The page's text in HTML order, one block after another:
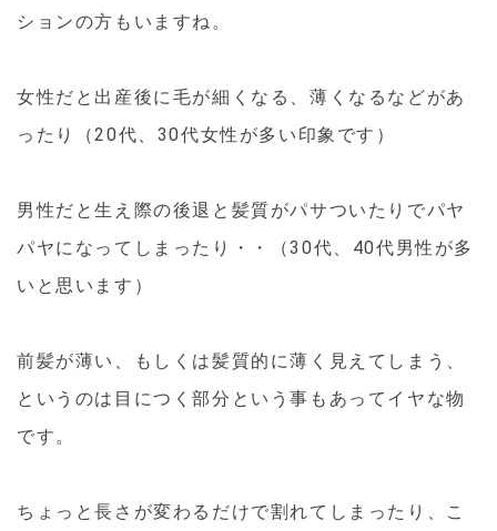
ションの方もいますね。
女性だと出産後に毛が細くなる、薄くなるなどがあ
ったり（20代、30代女性が多い印象です）
男性だと生え際の後退と髪質がパサついたりでパヤ
パヤになってしまったり・・（30代、40代男性が多
いと思います）
前髪が薄い、もしくは髪質的に薄く見えてしまう、
というのは目につく部分という事もあってイヤな物
です。
ちょっと長さが変わるだけで割れてしまったり、こ